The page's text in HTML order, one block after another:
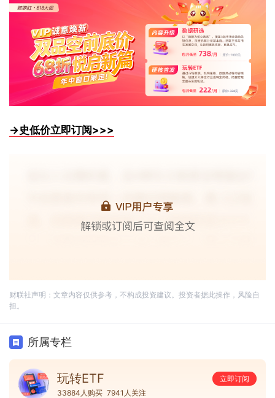
→史低价立即订阅>>>
财联社声明：文章内容仅供参考，不构成投资建议。投资者据此操作，风险自
担。
所属专栏
玩转ETF
立即订阅
33884人购买 7941人关注